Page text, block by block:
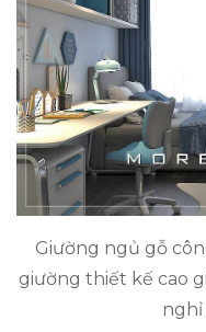
Giường ngủ gỗ
giường thiết kế cao
nghỉ